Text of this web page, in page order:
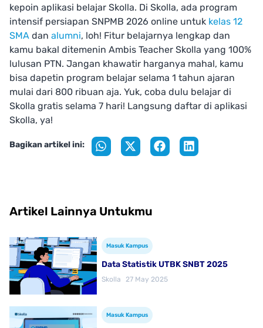
kepoin aplikasi belajar Skolla. Di Skolla, ada program
intensif persiapan SNPMB 2026 online untuk kelas 12
SMA dan alumni, loh! Fitur belajarnya lengkap dan
kamu bakal ditemenin Ambis Teacher Skolla yang 100%
lulusan PTN. Jangan khawatir harganya mahal, kamu
bisa dapetin program belajar selama 1 tahun ajaran
mulai dari 800 ribuan aja. Yuk, coba dulu belajar di
Skolla gratis selama 7 hari! Langsung daftar di aplikasi
Skolla, ya!
Bagikan artikel ini:
Artikel Lainnya Untukmu
Masuk Kampus
Data Statistik UTBK SNBT 2025
Skolla 27 May 2025
Masuk Kampus